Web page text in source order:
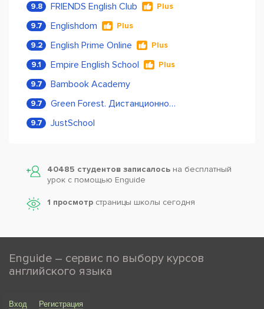
9.8 FRIENDS English Club Plus
9.7 Englishdom Plus
9.2 English Prime Online Plus
9.1 Empire English School Plus
9.7 Bambook Academy
9.7 Green Forest. Дистанционное обучение
9.7 JustSchool
40485 студентов записалось на бесплатный
урок с помощью Enguide
1 просмотр страницы школы сегодня
Enguide – сервис по выбору курсов
английского языка
Вход Регистрация